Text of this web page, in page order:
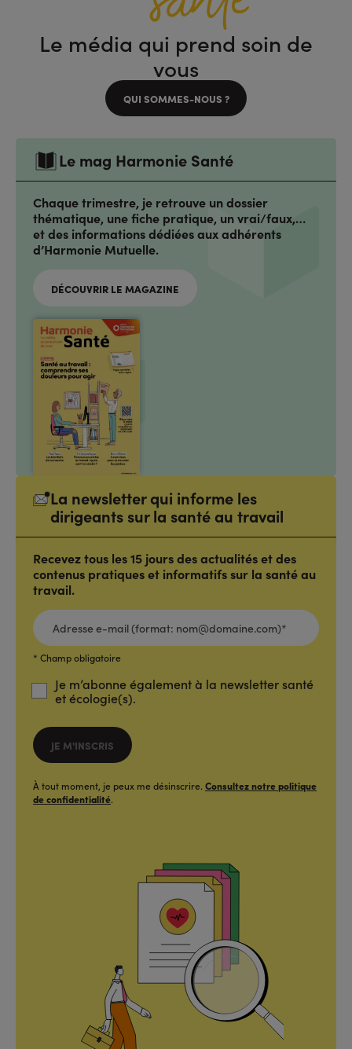
Le média qui prend soin de
vous
QUI SOMMES-NOUS ?
Le mag Harmonie Santé
Chaque trimestre, je retrouve un dossier
thématique, une fiche pratique, un vrai/faux,…
et des informations dédiées aux adhérents
d’Harmonie Mutuelle.
DÉCOUVRIR LE MAGAZINE
La newsletter qui informe les
dirigeants sur la santé au travail
Recevez tous les 15 jours des actualités et des
contenus pratiques et informatifs sur la santé au
travail.
ADRESSE
E-
MAIL
(FORMAT:
NOM@DOMAINE.COM)*
* Champ obligatoire
Je m’abonne également à la newsletter santé
et écologie(s).
JE M'INSCRIS
À tout moment, je peux me désinscrire. Consultez notre politique
de confidentialité.